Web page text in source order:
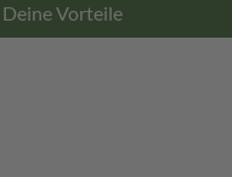
Deine Vorteile